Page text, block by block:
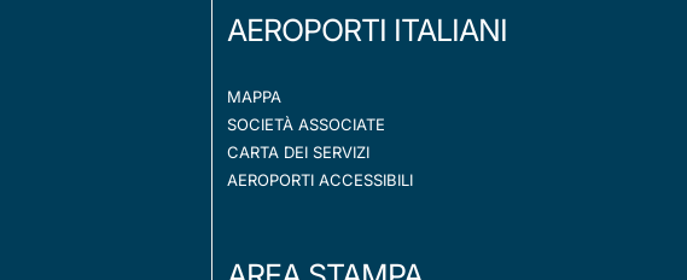
AEROPORTI ITALIANI
MAPPA
SOCIETÀ ASSOCIATE
CARTA DEI SERVIZI
AEROPORTI ACCESSIBILI